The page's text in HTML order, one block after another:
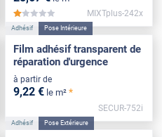
*****
MIXTplus-242x
Adhésif Pose Intérieure
Film adhésif transparent de
réparation d'urgence
à partir de
9,22 € le m² *
SECUR-752i
Adhésif Pose Extérieure